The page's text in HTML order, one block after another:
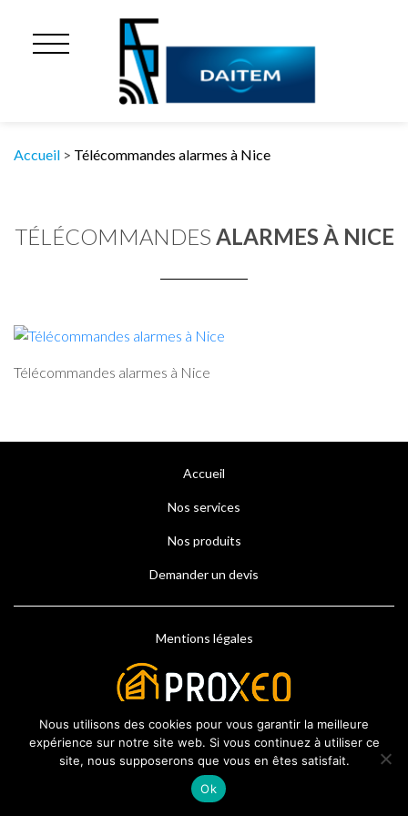
Accueil > Télécommandes alarmes à Nice
TÉLÉCOMMANDES ALARMES À NICE
Télécommandes alarmes à Nice
Accueil
Nos services
Nos produits
Demander un devis
Mentions légales
Nous utilisons des cookies pour vous garantir la meilleure
expérience sur notre site web. Si vous continuez à utiliser ce
site, nous supposerons que vous en êtes satisfait.
Ok